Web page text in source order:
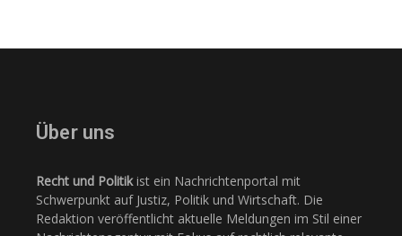
Über uns
Recht und Politikist ein Nachrichtenportal mit
Schwerpunkt auf Justiz, Politik und Wirtschaft. Die
Redaktion veröffentlicht aktuelle Meldungen im Stil einer